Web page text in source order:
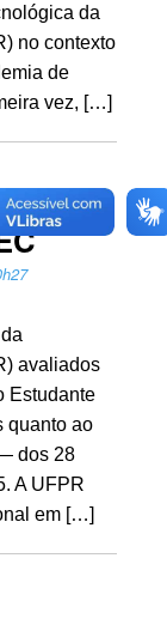
da
no contexto
de
vez, […]
2020 - 10h27
avaliados
Estudante
quanto ao
dos 28
A UFPR
em […]